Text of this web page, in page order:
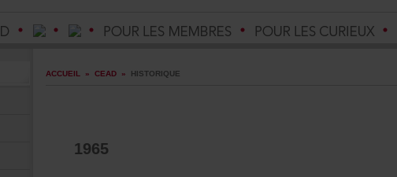
ACCUEIL » CEAD» HISTORIQUE
1965